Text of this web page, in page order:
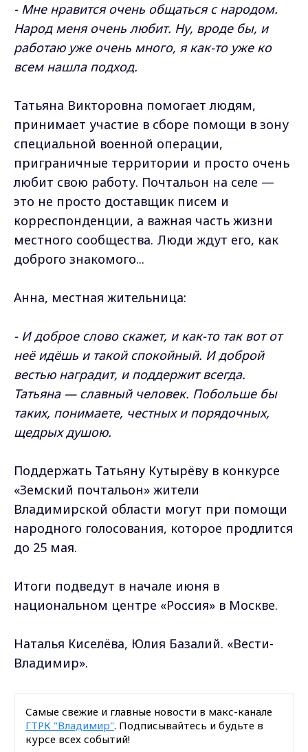
- Мне нравится очень общаться с народом.
Народ меня очень любит. Ну, вроде бы, и
работаю уже очень много, я как-то уже ко
всем нашла подход.
Татьяна Викторовна помогает людям,
принимает участие в сборе помощи в зону
специальной военной операции,
приграничные территории и просто очень
любит свою работу. Почтальон на селе —
это не просто доставщик писем и
корреспонденции, а важная часть жизни
местного сообщества. Люди ждут его, как
доброго знакомого...
Анна, местная жительница:
- И доброе слово скажет, и как-то так вот от
неё идёшь и такой спокойный. И доброй
вестью наградит, и поддержит всегда.
Татьяна — славный человек. Побольше бы
таких, понимаете, честных и порядочных,
щедрых душою.
Поддержать Татьяну Кутырёву в конкурсе
«Земский почтальон» жители
Владимирской области могут при помощи
народного голосования, которое продлится
до 25 мая.
Итоги подведут в начале июня в
национальном центре «Россия» в Москве.
Наталья Киселёва, Юлия Базалий. «Вести-
Владимир».
Самые свежие и главные новости в макс-канале
ГТРК "Владимир". Подписывайтесь и будьте в
курсе всех событий!